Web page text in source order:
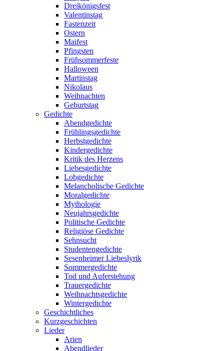
Dreikönigsfest
Valentinstag
Fastenzeit
Ostern
Maifest
Pfingsten
Frühsommerfeste
Halloween
Martinstag
Nikolaus
Weihnachten
Geburtstag
Gedichte
Abendgedichte
Frühlingsgedichte
Herbstgedichte
Kindergedichte
Kritik des Herzens
Liebesgedichte
Lobgedichte
Melancholische Gedichte
Moralgedichte
Mythologie
Neujahrsgedichte
Politische Gedichte
Religiöse Gedichte
Sehnsucht
Studentengedichte
Sesenheimer Liebeslyrik
Sommergedichte
Tod und Auferstehung
Trauergedichte
Weihnachtsgedichte
Wintergedichte
Geschichtliches
Kurzgeschichten
Lieder
Arien
Abendlieder